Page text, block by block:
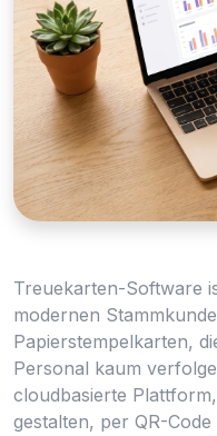
Treuekarten-Software
modernen
Papierstempelkarten,
Personal kaum
cloudbasierte
gestalten, per QR-